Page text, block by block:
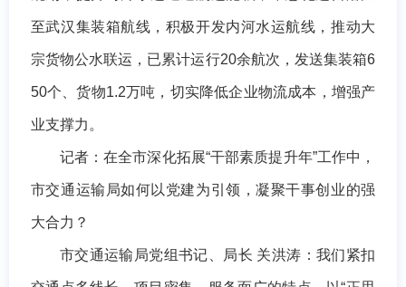
至武汉集装箱航线，积极开发内河水运航线，推动大
宗货物公水联运，已累计运行20余航次，发送集装箱6
50个、货物1.2万吨，切实降低企业物流成本，增强产
业支撑力。
记者：在全市深化拓展“干部素质提升年”工作中，
市交通运输局如何以党建为引领，凝聚干事创业的强
大合力？
市交通运输局党组书记、局长 关洪涛：我们紧扣